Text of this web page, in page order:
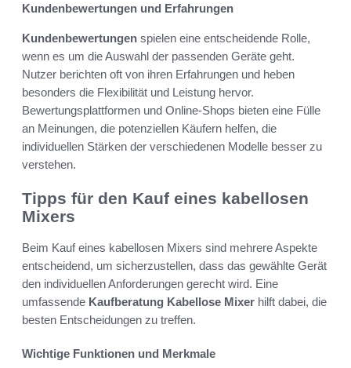
Kundenbewertungen und Erfahrungen
Kundenbewertungen spielen eine entscheidende Rolle,
wenn es um die Auswahl der passenden Geräte geht.
Nutzer berichten oft von ihren Erfahrungen und heben
besonders die Flexibilität und Leistung hervor.
Bewertungsplattformen und Online-Shops bieten eine Fülle
an Meinungen, die potenziellen Käufern helfen, die
individuellen Stärken der verschiedenen Modelle besser zu
verstehen.
Tipps für den Kauf eines kabellosen
Mixers
Beim Kauf eines kabellosen Mixers sind mehrere Aspekte
entscheidend, um sicherzustellen, dass das gewählte Gerät
den individuellen Anforderungen gerecht wird. Eine
umfassende Kaufberatung Kabellose Mixer hilft dabei, die
besten Entscheidungen zu treffen.
Wichtige Funktionen und Merkmale